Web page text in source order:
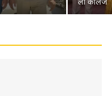
लाॅ काॅलेज